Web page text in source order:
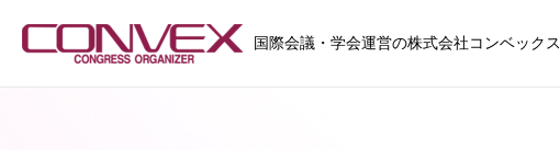
国際会議・学会運営の株式会社コンベックス